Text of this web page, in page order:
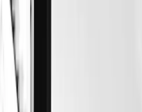
AI assistant
Advertisement